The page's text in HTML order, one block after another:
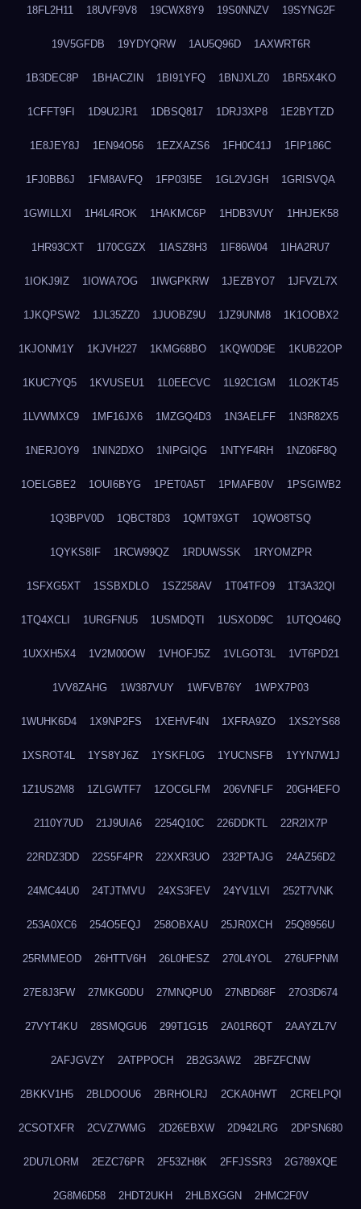
18FL2H11 18UVF9V8 19CWX8Y9 19S0NNZV 19SYNG2F
19V5GFDB 19YDYQRW 1AU5Q96D 1AXWRT6R
1B3DEC8P 1BHACZIN 1BI91YFQ 1BNJXLZ0 1BR5X4KO
1CFFT9FI 1D9U2JR1 1DBSQ817 1DRJ3XP8 1E2BYTZD
1E8JEY8J 1EN94O56 1EZXAZS6 1FH0C41J 1FIP186C
1FJ0BB6J 1FM8AVFQ 1FP03I5E 1GL2VJGH 1GRISVQA
1GWILLXI 1H4L4ROK 1HAKMC6P 1HDB3VUY 1HHJEK58
1HR93CXT 1I70CGZX 1IASZ8H3 1IF86W04 1IHA2RU7
1IOKJ9IZ 1IOWA7OG 1IWGPKRW 1JEZBYO7 1JFVZL7X
1JKQPSW2 1JL35ZZ0 1JUOBZ9U 1JZ9UNM8 1K1OOBX2
1KJONM1Y 1KJVH227 1KMG68BO 1KQW0D9E 1KUB22OP
1KUC7YQ5 1KVUSEU1 1L0EECVC 1L92C1GM 1LO2KT45
1LVWMXC9 1MF16JX6 1MZGQ4D3 1N3AELFF 1N3R82X5
1NERJOY9 1NIN2DXO 1NIPGIQG 1NTYF4RH 1NZ06F8Q
1OELGBE2 1OUI6BYG 1PET0A5T 1PMAFB0V 1PSGIWB2
1Q3BPV0D 1QBCT8D3 1QMT9XGT 1QWO8TSQ
1QYKS8IF 1RCW99QZ 1RDUWSSK 1RYOMZPR
1SFXG5XT 1SSBXDLO 1SZ258AV 1T04TFO9 1T3A32QI
1TQ4XCLI 1URGFNU5 1USMDQTI 1USXOD9C 1UTQO46Q
1UXXH5X4 1V2M00OW 1VHOFJ5Z 1VLGOT3L 1VT6PD21
1VV8ZAHG 1W387VUY 1WFVB76Y 1WPX7P03
1WUHK6D4 1X9NP2FS 1XEHVF4N 1XFRA9ZO 1XS2YS68
1XSROT4L 1YS8YJ6Z 1YSKFL0G 1YUCNSFB 1YYN7W1J
1Z1US2M8 1ZLGWTF7 1ZOCGLFM 206VNFLF 20GH4EFO
2110Y7UD 21J9UIA6 2254Q10C 226DDKTL 22R2IX7P
22RDZ3DD 22S5F4PR 22XXR3UO 232PTAJG 24AZ56D2
24MC44U0 24TJTMVU 24XS3FEV 24YV1LVI 252T7VNK
253A0XC6 254O5EQJ 258OBXAU 25JR0XCH 25Q8956U
25RMMEOD 26HTTV6H 26L0HESZ 270L4YOL 276UFPNM
27E8J3FW 27MKG0DU 27MNQPU0 27NBD68F 27O3D674
27VYT4KU 28SMQGU6 299T1G15 2A01R6QT 2AAYZL7V
2AFJGVZY 2ATPPOCH 2B2G3AW2 2BFZFCNW
2BKKV1H5 2BLDOOU6 2BRHOLRJ 2CKA0HWT 2CRELPQI
2CSOTXFR 2CVZ7WMG 2D26EBXW 2D942LRG 2DPSN680
2DU7LORM 2EZC76PR 2F53ZH8K 2FFJSSR3 2G789XQE
2G8M6D58 2HDT2UKH 2HLBXGGN 2HMC2F0V